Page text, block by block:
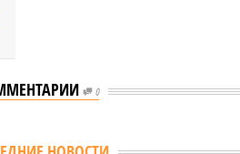
о плане действий на случай,
в лесу
обнаружили беспилотник